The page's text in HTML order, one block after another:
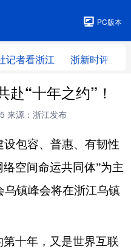
PC版本
记者看浙江 浙新时评
赴“十年之约”！
来源：浙江发布
包容、普惠、有韧性
空间命运共同体”为主
乌镇峰会将在浙江乌镇
十年，又是世界互联